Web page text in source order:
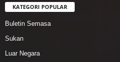
KATEGORI POPULAR
Buletin Semasa
Sukan
Luar Negara